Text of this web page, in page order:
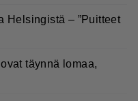
Helsingistä – ”Puitteet
täynnä lomaa,